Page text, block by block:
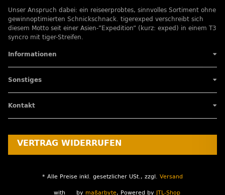
Unser Anspruch dabei: ein reiseerprobtes, sinnvolles Sortiment ohne
gewinnoptimierten Schnickschnack. tigerexped verschreibt sich
diesem Motto seit einer Asien-”Expedition” (kurz: exped) in einem T3
syncro mit tiger-Streifen.
Informationen
Sonstiges
Kontakt
VERTRAG WIDERRUFEN
* Alle Preise inkl. gesetzlicher USt., zzgl. Versand
with by maßarbyte, Powered by JTL-Shop